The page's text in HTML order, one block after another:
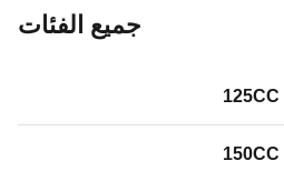
جميع الفئات